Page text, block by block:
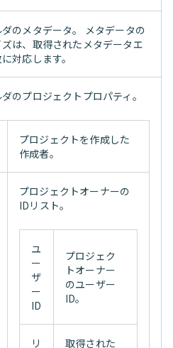
のメタデータ。 メタデータの
ズは、取得されたメタデータエ
対応します。
のプロジェクトプロパティ。
プロジェクトを作成した
作成者。
プロジェクトオーナーの
IDリスト。
ユ
ー
ザ
ー
ID
プロジェク
トオーナー
のユーザー
ID。
リ
取得された